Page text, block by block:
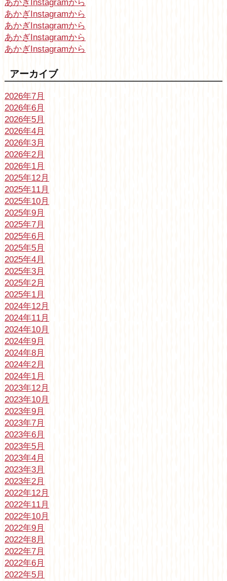
あかぎInstagramから
あかぎInstagramから
あかぎInstagramから
あかぎInstagramから
あかぎInstagramから
アーカイブ
2026年7月
2026年6月
2026年5月
2026年4月
2026年3月
2026年2月
2026年1月
2025年12月
2025年11月
2025年10月
2025年9月
2025年7月
2025年6月
2025年5月
2025年4月
2025年3月
2025年2月
2025年1月
2024年12月
2024年11月
2024年10月
2024年9月
2024年8月
2024年2月
2024年1月
2023年12月
2023年10月
2023年9月
2023年7月
2023年6月
2023年5月
2023年4月
2023年3月
2023年2月
2022年12月
2022年11月
2022年10月
2022年9月
2022年8月
2022年7月
2022年6月
2022年5月